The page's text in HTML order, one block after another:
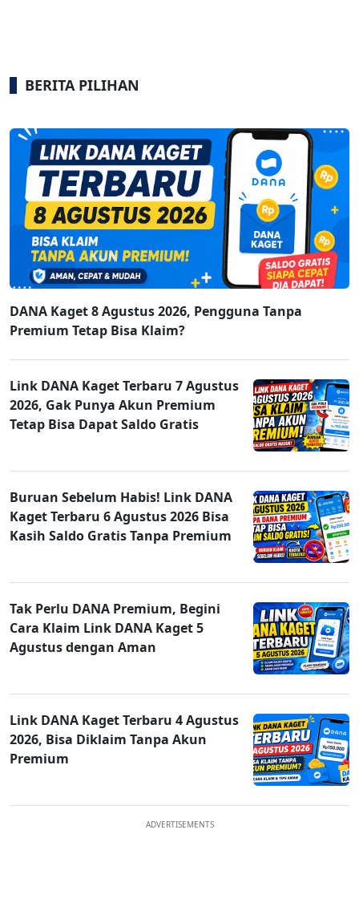
BERITA PILIHAN
DANA Kaget 8 Agustus 2026, Pengguna Tanpa
Premium Tetap Bisa Klaim?
Link DANA Kaget Terbaru 7 Agustus
2026, Gak Punya Akun Premium
Tetap Bisa Dapat Saldo Gratis
Buruan Sebelum Habis! Link DANA
Kaget Terbaru 6 Agustus 2026 Bisa
Kasih Saldo Gratis Tanpa Premium
Tak Perlu DANA Premium, Begini
Cara Klaim Link DANA Kaget 5
Agustus dengan Aman
Link DANA Kaget Terbaru 4 Agustus
2026, Bisa Diklaim Tanpa Akun
Premium
ADVERTISEMENTS